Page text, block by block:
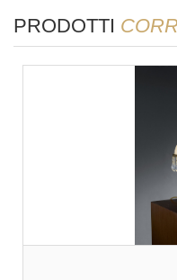
PRODOTTI